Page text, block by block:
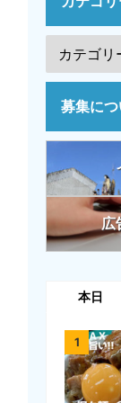
募集につ
広
本日